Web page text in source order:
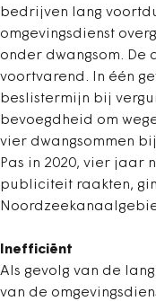
bedrijven lang
omgevingsdienst
onder dwangsom. De
voortvarend. In één
beslistermijn bij
bevoegdheid om
vier dwangsommen
Pas in 2020, vier jaar
publiciteit raakten,
Inefficiënt
Als gevolg van de
van de